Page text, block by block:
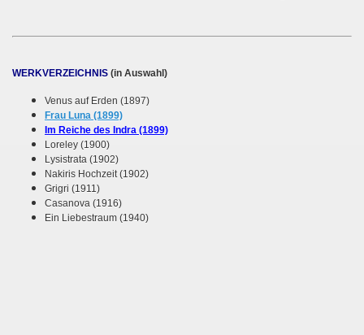
WERKVERZEICHNIS (in Auswahl)
Venus auf Erden (1897)
Frau Luna (1899)
Im Reiche des Indra (1899)
Loreley (1900)
Lysistrata (1902)
Nakiris Hochzeit (1902)
Grigri (1911)
Casanova (1916)
Ein Liebestraum (1940)